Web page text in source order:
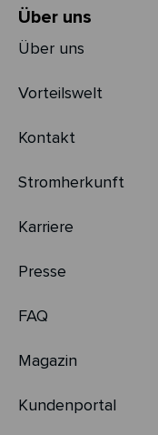
Über uns
Über uns
Vorteilswelt
Kontakt
Stromherkunft
Karriere
Presse
FAQ
Magazin
Kundenportal